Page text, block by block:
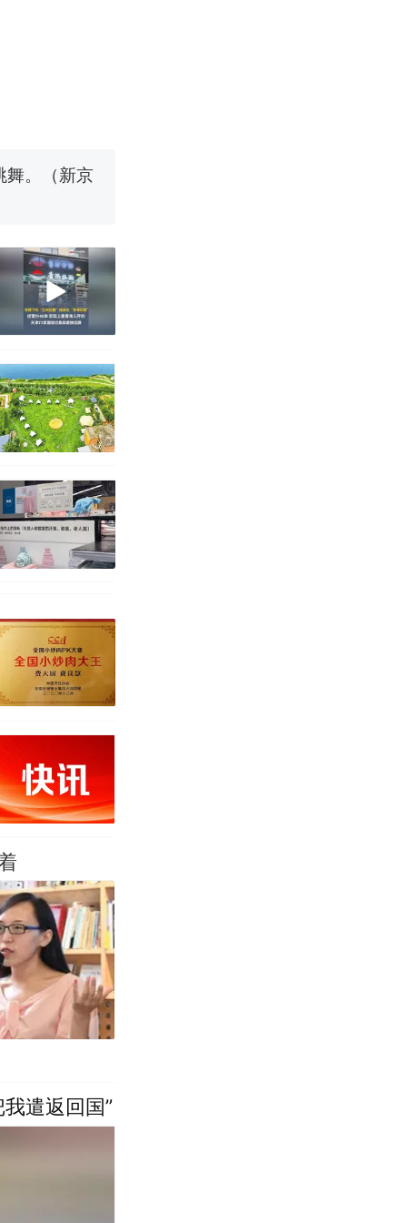
引争议，
饪协会回
舞。（新京
视频来源：
民引争议，
遣返回国”